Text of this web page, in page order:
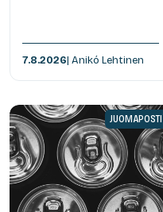
7.8.2026| Anikó Lehtinen
JUOMAPOSTI